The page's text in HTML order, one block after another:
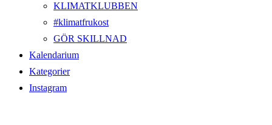
KLIMATKLUBBEN
#klimatfrukost
GÖR SKILLNAD
Kalendarium
Kategorier
Instagram